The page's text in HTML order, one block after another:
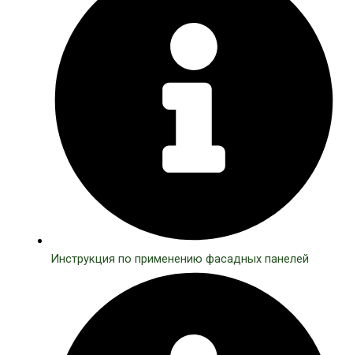
Инструкция по применению фасадных панелей